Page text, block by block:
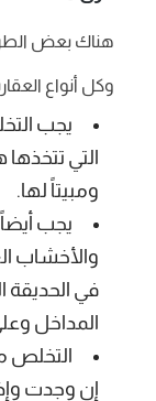
هناك بعض
وكل أنواع
يجب
التي
ومبيتاً لها.
يجب أيضاً
والأخشاب
في الحديقة
المداخل
التخلص
إن وجدت